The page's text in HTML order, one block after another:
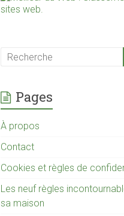
Pages
À propos
Contact
Cookies et règles de
Les neuf règles
sa maison